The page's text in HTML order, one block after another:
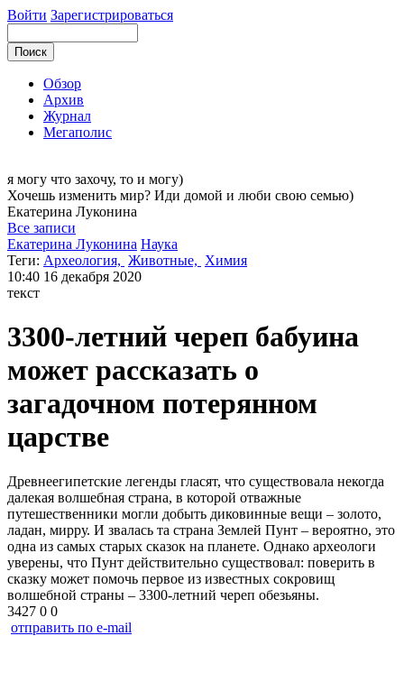
Войти Зарегистрироваться
Обзор
Архив
Журнал
Мегаполис
я могу что захочу, то и могу)
Хочешь изменить мир? Иди домой и люби свою семью)
Екатерина Луконина
Все записи
Екатерина Луконина Наука
Теги: Археология, Животные, Химия
10:40 16 декабря 2020
текст
3300-летний череп бабуина
может рассказать о
загадочном потерянном
царстве
Древнеегипетские легенды гласят, что существовала некогда
далекая волшебная страна, в которой отважные
путешественники могли добыть диковинные вещи – золото,
ладан, мирру. И звалась та страна Землей Пунт – вероятно, это
одна из самых старых сказок на планете. Однако археологи
уверены, что Пунт действительно существовал: поверить в
сказку может помочь первое из известных сокровищ
волшебной страны – 3300-летний череп обезьяны.
3427 0 0
отправить по e-mail